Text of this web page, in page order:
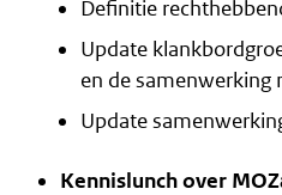
Definitie
Update
en de samenwerking
Update
Kennislunch over